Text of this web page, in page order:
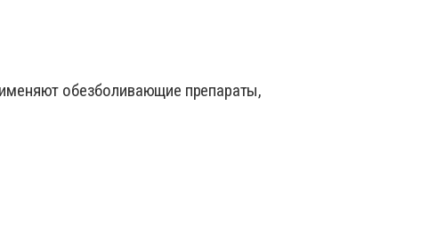
обезболивающие препараты,